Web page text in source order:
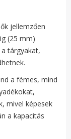
jellemzően
(25 mm)
tárgyakat,
a fémes, mind
mivel képesek
a kapacitás